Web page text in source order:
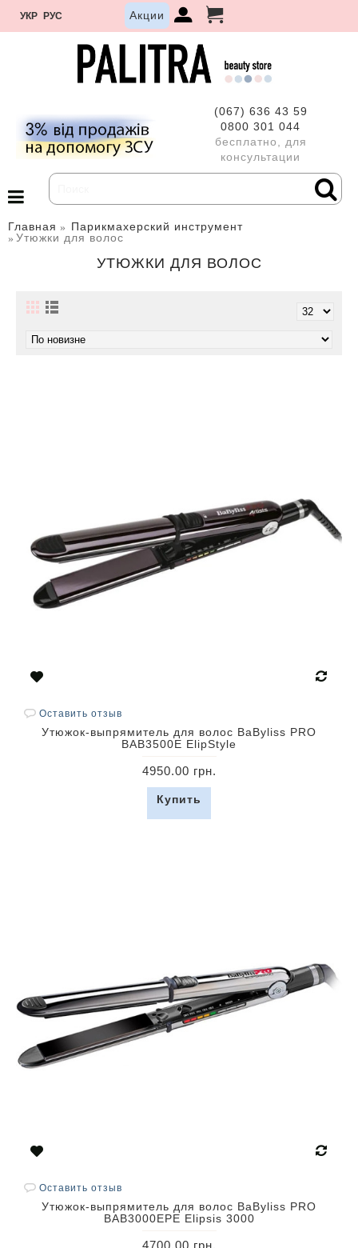
УКР РУС Акции
(067) 636 43 59
0800 301 044
бесплатно, для
консультации
Главная
Парикмахерский инструмент
Утюжки для волос
УТЮЖКИ ДЛЯ ВОЛОС
Оставить отзыв
Утюжок-выпрямитель для волос BaByliss PRO
BAB3500E ElipStyle
4950.00 грн.
Купить
Оставить отзыв
Утюжок-выпрямитель для волос BaByliss PRO
BAB3000EPE Elipsis 3000
4700.00 грн.